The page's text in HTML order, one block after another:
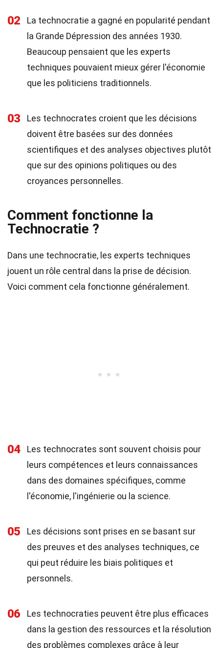
02
La technocratie a gagné en popularité pendant
la Grande Dépression des années 1930.
Beaucoup pensaient que les experts
techniques pouvaient mieux gérer l'économie
que les politiciens traditionnels.
03
Les technocrates croient que les décisions
doivent être basées sur des données
scientifiques et des analyses objectives plutôt
que sur des opinions politiques ou des
croyances personnelles.
Comment fonctionne la
Technocratie ?
Dans une technocratie, les experts techniques
jouent un rôle central dans la prise de décision.
Voici comment cela fonctionne généralement.
04
Les technocrates sont souvent choisis pour
leurs compétences et leurs connaissances
dans des domaines spécifiques, comme
l'économie, l'ingénierie ou la science.
05
Les décisions sont prises en se basant sur
des preuves et des analyses techniques, ce
qui peut réduire les biais politiques et
personnels.
06
Les technocraties peuvent être plus efficaces
dans la gestion des ressources et la résolution
des problèmes complexes grâce à leur